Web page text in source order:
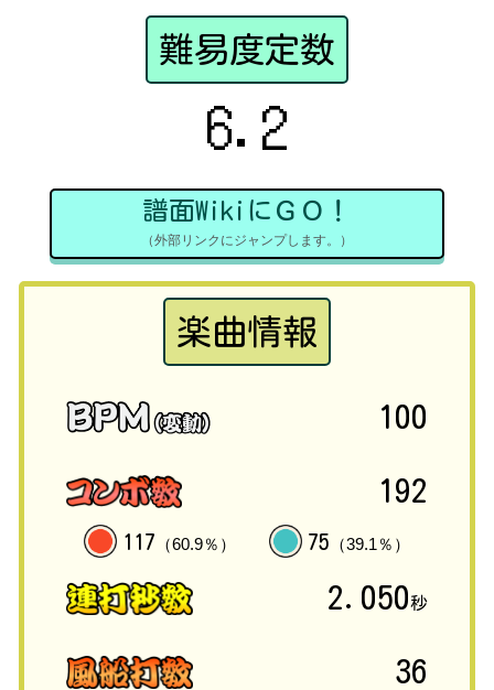
難易度定数
6.2
譜面WikiにＧＯ！
（外部リンクにジャンプします。）
楽曲情報
100
192
117 （60.9％） 75 （39.1％）
2.050秒
36